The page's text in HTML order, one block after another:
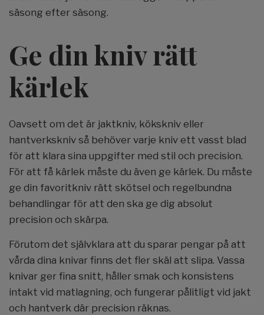
säsong efter säsong.
Ge din kniv rätt
kärlek
Oavsett om det är jaktkniv, kökskniv eller
hantverkskniv så behöver varje kniv ett vasst blad
för att klara sina uppgifter med stil och precision.
För att få kärlek måste du även ge kärlek. Du måste
ge din favoritkniv rätt skötsel och regelbundna
behandlingar för att den ska ge dig absolut
precision och skärpa.
Förutom det självklara att du sparar pengar på att
vårda dina knivar finns det fler skäl att slipa. Vassa
knivar ger fina snitt, håller smak och konsistens
intakt vid matlagning, och fungerar pålitligt vid jakt
och hantverk där precision räknas.